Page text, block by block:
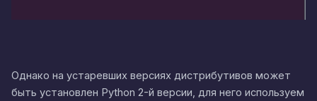
Однако на устаревших версиях дистрибутивов может
быть установлен Python 2-й версии, для него используем